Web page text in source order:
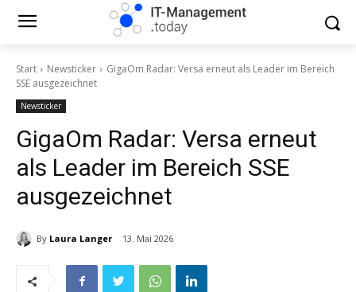
Start Newsticker
GigaOm Radar: Versa erneut als Leader im Bereich
SSE ausgezeichnet
Newsticker
GigaOm Radar: Versa erneut
als Leader im Bereich SSE
ausgezeichnet
By Laura Langer 13. Mai 2026